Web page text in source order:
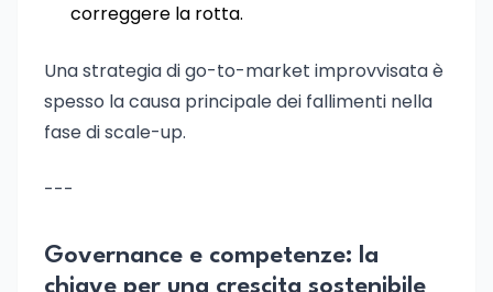
correggere la rotta.
Una strategia di go-to-market improvvisata è
spesso la causa principale dei fallimenti nella
fase di scale-up.
---
Governance e competenze: la
chiave per una crescita sostenibile